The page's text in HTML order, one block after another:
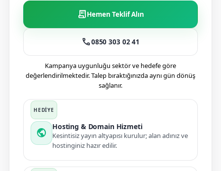
receipt_longHemen Teklif Alın
call0850 303 02 41
Kampanya uygunluğu sektör ve hedefe göre
değerlendirilmektedir. Talep bıraktığınızda aynı gün dönüş
sağlanır.
public
Hosting & Domain Hizmeti
Kesintisiz yayın altyapısı kurulur; alan adınız ve
hostinginiz hazır edilir.